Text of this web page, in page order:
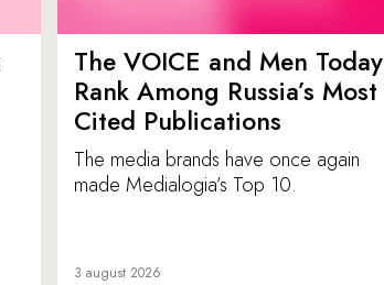
The VOICE and Men Today
Rank Among Russia’s Most
Cited Publications
The media brands have once again
made Medialogia’s Top 10.
3 august 2026